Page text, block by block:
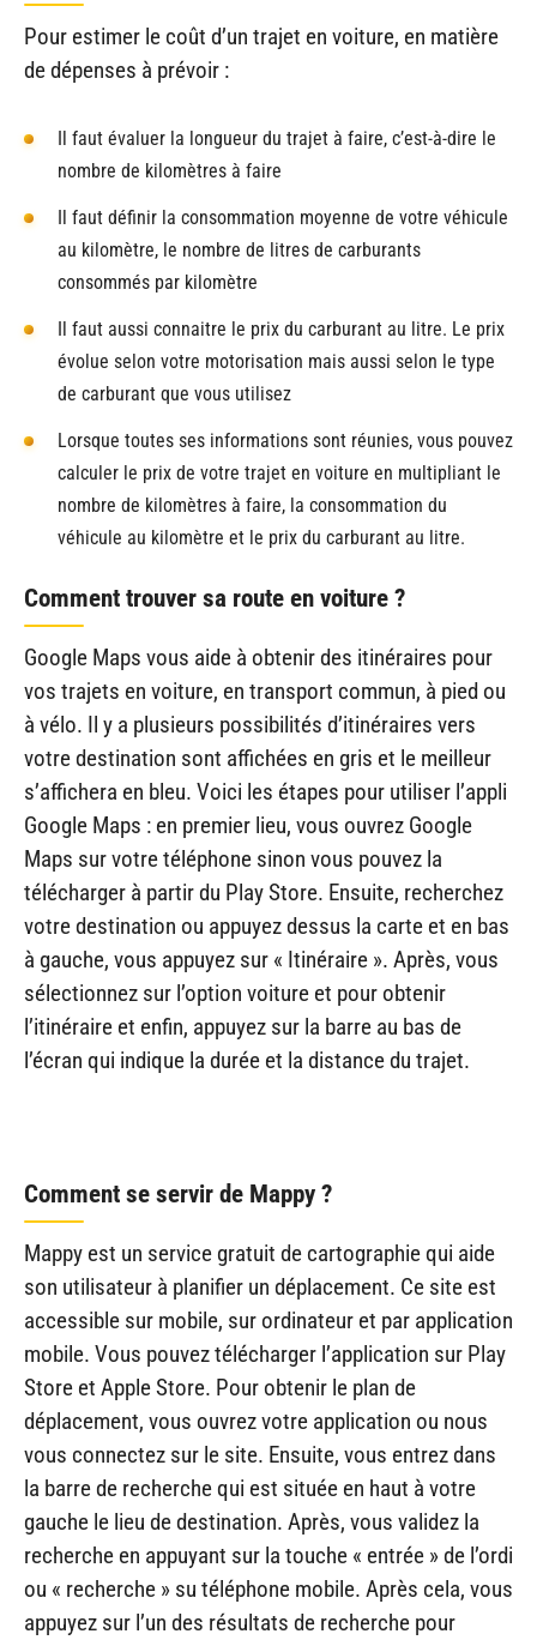
Pour estimer le coût d’un trajet en voiture, en matière
de dépenses à prévoir :
Il faut évaluer la longueur du trajet à faire, c’est-à-dire le
nombre de kilomètres à faire
Il faut définir la consommation moyenne de votre véhicule
au kilomètre, le nombre de litres de carburants
consommés par kilomètre
Il faut aussi connaitre le prix du carburant au litre. Le prix
évolue selon votre motorisation mais aussi selon le type
de carburant que vous utilisez
Lorsque toutes ses informations sont réunies, vous pouvez
calculer le prix de votre trajet en voiture en multipliant le
nombre de kilomètres à faire, la consommation du
véhicule au kilomètre et le prix du carburant au litre.
Comment trouver sa route en voiture ?
Google Maps vous aide à obtenir des itinéraires pour
vos trajets en voiture, en transport commun, à pied ou
à vélo. Il y a plusieurs possibilités d’itinéraires vers
votre destination sont affichées en gris et le meilleur
s’affichera en bleu. Voici les étapes pour utiliser l’appli
Google Maps : en premier lieu, vous ouvrez Google
Maps sur votre téléphone sinon vous pouvez la
télécharger à partir du Play Store. Ensuite, recherchez
votre destination ou appuyez dessus la carte et en bas
à gauche, vous appuyez sur « Itinéraire ». Après, vous
sélectionnez sur l’option voiture et pour obtenir
l’itinéraire et enfin, appuyez sur la barre au bas de
l’écran qui indique la durée et la distance du trajet.
Comment se servir de Mappy ?
Mappy est un service gratuit de cartographie qui aide
son utilisateur à planifier un déplacement. Ce site est
accessible sur mobile, sur ordinateur et par application
mobile. Vous pouvez télécharger l’application sur Play
Store et Apple Store. Pour obtenir le plan de
déplacement, vous ouvrez votre application ou nous
vous connectez sur le site. Ensuite, vous entrez dans
la barre de recherche qui est située en haut à votre
gauche le lieu de destination. Après, vous validez la
recherche en appuyant sur la touche « entrée » de l’ordi
ou « recherche » su téléphone mobile. Après cela, vous
appuyez sur l’un des résultats de recherche pour